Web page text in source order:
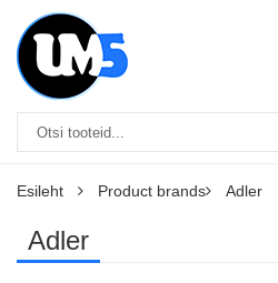
Esileht Product brands Adler
Adler